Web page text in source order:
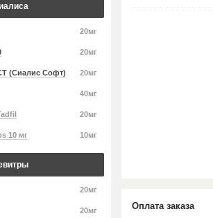
Оплата заказа
20мг
20мг
20мг
(Сиалис Софт)
40мг
20мг
10мг
10 мг
20мг
20мг